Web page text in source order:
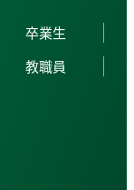
卒業生
教職員